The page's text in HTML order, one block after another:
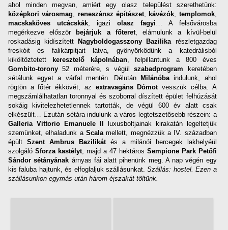
ahol minden megvan, amiért egy olasz települést szerethetünk:
középkori városmag
reneszánsz építészet, kávézók templomok,
macskaköves utcácskák, igazi olasz fagyi … A felsővárosba
megérkezve először bejárjuk a főteret, elámulunk a kívül-belül
roskadásig kidíszítettNagyboldogasszony Bazilika részletgazdag
freskóit és falikárpitjait látva, gyönyörködünk a katedrálisból
kiköltöztetett keresztelő kápolnában, felpillantunk a 800 éves
Gombito-torony 52 méterére, s végülszabadprogram keretében
sétálunk egyet a várfal mentén. DélutánMilánóba indulunk, ahol
rögtön a főtér ékkövét, az extravagáns Dómot vesszük célba. A
megszámlálhatatlan toronnyal és szoborral díszített épület felhúzását
sokáig kivitelezhetetlennek tartották, de végül 600 év alatt csak
elkészült… Ezután sétára indulunk a város legtetszetősebb részein: a
Galleria Vittorio Emanuele II luxusboltjainak kirakatán legeltetjük
szemünket, elhaladunk a Scalamellett, megnézzük a IV. században
épült Szent Ambrus Bazilikátés a milánói hercegek lakhelyéül
szolgáló Sforza kastélyt, majd a 47 hektáros Sempione Park Petőfi
Sándor sétányának árnyas fái alatt pihenünk meg. A nap végén egy
kis faluba hajtunk, és elfoglaljuk szállásunkat.Szállás: hostel. Ezen a
szállásunkon egymás után három éjszakát töltünk.